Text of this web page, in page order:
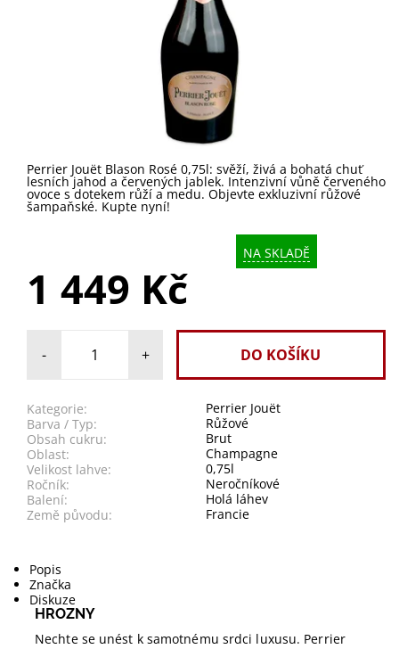
Perrier Jouët Blason Rosé 0,75l: svěží, živá a bohatá chuť
lesních jahod a červených jablek. Intenzivní vůně červeného
ovoce s dotekem růží a medu. Objevte exkluzivní růžové
šampaňské. Kupte nyní!
NA SKLADĚ
1 449 Kč
- +
Kategorie:
Perrier Jouët
Barva / Typ:
Růžové
Obsah cukru:
Brut
Oblast:
Champagne
Velikost lahve:
0,75l
Ročník:
Neročníkové
Balení:
Holá láhev
Země původu:
Francie
Popis
Značka
Diskuze
HROZNY
Nechte se unést k samotnému srdci luxusu. Perrier